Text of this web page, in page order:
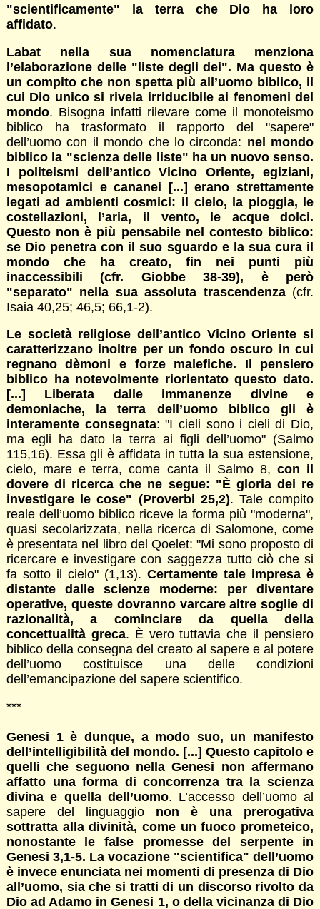
"scientificamente" la terra che Dio ha loro
affidato.
Labat nella sua nomenclatura menziona
l’elaborazione delle "liste degli dei". Ma questo è
un compito che non spetta più all’uomo biblico, il
cui Dio unico si rivela irriducibile ai fenomeni del
mondo. Bisogna infatti rilevare come il monoteismo
biblico ha trasformato il rapporto del "sapere"
dell’uomo con il mondo che lo circonda: nel mondo
biblico la "scienza delle liste" ha un nuovo senso.
I politeismi dell’antico Vicino Oriente, egiziani,
mesopotamici e cananei [...] erano strettamente
legati ad ambienti cosmici: il cielo, la pioggia, le
costellazioni, l’aria, il vento, le acque dolci.
Questo non è più pensabile nel contesto biblico:
se Dio penetra con il suo sguardo e la sua cura il
mondo che ha creato, fin nei punti più
inaccessibili (cfr. Giobbe 38-39), è però
"separato" nella sua assoluta trascendenza(cfr.
Isaia 40,25; 46,5; 66,1-2).
Le società religiose dell’antico Vicino Oriente si
caratterizzano inoltre per un fondo oscuro in cui
regnano dèmoni e forze malefiche. Il pensiero
biblico ha notevolmente riorientato questo dato.
[...] Liberata dalle immanenze divine e
demoniache, la terra dell’uomo biblico gli è
interamente consegnata: "I cieli sono i cieli di Dio,
ma egli ha dato la terra ai figli dell’uomo" (Salmo
115,16). Essa gli è affidata in tutta la sua estensione,
cielo, mare e terra, come canta il Salmo 8, con il
dovere di ricerca che ne segue: "È gloria dei re
investigare le cose" (Proverbi 25,2). Tale compito
reale dell’uomo biblico riceve la forma più "moderna",
quasi secolarizzata, nella ricerca di Salomone, come
è presentata nel libro del Qoelet: "Mi sono proposto di
ricercare e investigare con saggezza tutto ciò che si
fa sotto il cielo" (1,13).Certamente tale impresa è
distante dalle scienze moderne: per diventare
operative, queste dovranno varcare altre soglie di
razionalità, a cominciare da quella della
concettualità greca. È vero tuttavia che il pensiero
biblico della consegna del creato al sapere e al potere
dell’uomo costituisce una delle condizioni
dell’emancipazione del sapere scientifico.
***
Genesi 1 è dunque, a modo suo, un manifesto
dell’intelligibilità del mondo. [...] Questo capitolo e
quelli che seguono nella Genesi non affermano
affatto una forma di concorrenza tra la scienza
divina e quella dell’uomo. L’accesso dell’uomo al
sapere del linguaggio non è una prerogativa
sottratta alla divinità, come un fuoco prometeico,
nonostante le false promesse del serpente in
Genesi 3,1-5. La vocazione "scientifica" dell’uomo
è invece enunciata nei momenti di presenza di Dio
all’uomo, sia che si tratti di un discorso rivolto da
Dio ad Adamo in Genesi 1, o della vicinanza di Dio